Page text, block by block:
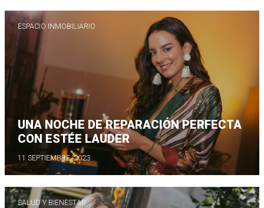
ESPACIO INMOBILIARIO
UNA NOCHE DE REPARACIÓN PERFECTA
CON ESTÉE LAUDER
11 SEPTIEMBRE, 2023
SALUD Y BIENESTAR